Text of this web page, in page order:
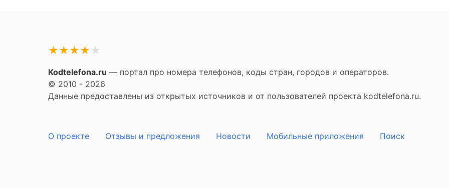
★
★
★
★
★
Kodtelefona.ru — портал про номера телефонов, коды стран, городов и операторов.
© 2010 - 2026
Данные предоставлены из открытых источников и от пользователей проекта kodtelefona.ru.
О проекте Отзывы и предложения Новости Мобильные приложения Поиск